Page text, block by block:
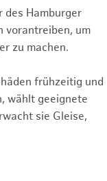
des Hamburger
vorantreiben, um
zu machen.
frühzeitig und
wählt geeignete
sie Gleise,